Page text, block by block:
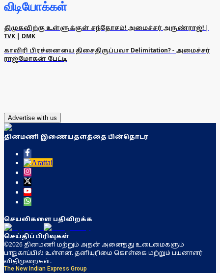
விடியோக்கள்
திமுகவிற்கு உள்ளுக்குள் சந்தோசம்! அமைச்சர் அருண்ராஜ்! |
TVK | DMK
காவிரி பிரச்னையை திசைதிருப்பவா Delimitation? - அமைச்சர்
ராஜ்மோகன் பேட்டி
Advertise with us
தினமணி இணையதளத்தை பின்தொடர
செயலிகளை பதிவிறக்க
செய்திப் பிரிவுகள்
©2026 தினமணி மற்றும் அதன் அனைத்து உடைமைகளும்
பாதுகாப்பில் உள்ளன. தனியுரிமை கொள்கை மற்றும் பயனாளர்
விதிமுறைகள்.
The New Indian Express Group